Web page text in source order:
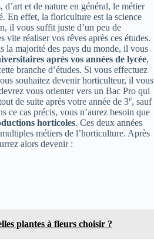
d’art et de nature en général, le métier
En effet, la floriculture est la science
il vous suffit juste d’un peu de
vite réaliser vos rêves après ces études.
la majorité des pays du monde, il vous
après vos années de lycée,
branche d’études. Si vous effectuez
souhaitez devenir horticulteur, il vous
vous orienter vers un Bac Pro qui
de suite après votre année de 3e, sauf
ce cas précis, vous n’aurez besoin que
horticoles. Ces deux années
métiers de l’horticulture. Après
alors devenir :
plantes à fleurs choisir ?